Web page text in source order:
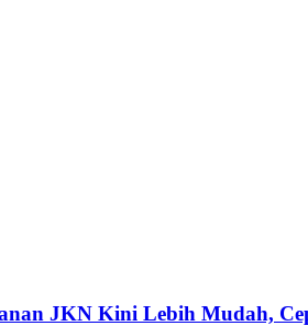
JKN Kini Lebih Mudah,